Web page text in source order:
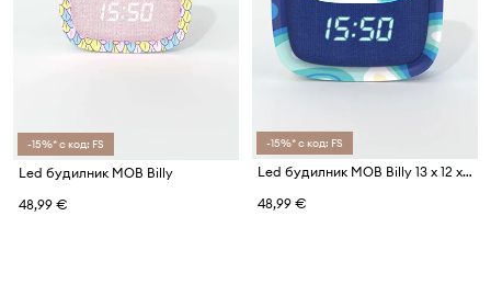
-15%* с код: FS
Led будилник MOB Billy
48,99 €
-15%* с код: FS
Led будилник MOB Billy 13 x 12 x 40 cm
48,99 €